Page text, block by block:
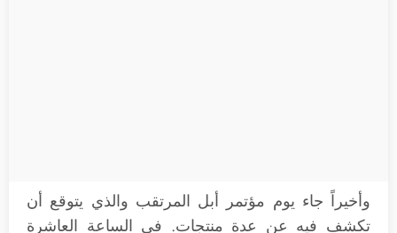
وأخيراً جاء يوم مؤتمر أبل المرتقب والذي يتوقع أن
تكشف فيه عن عدة منتجات. في الساعة العاشرة